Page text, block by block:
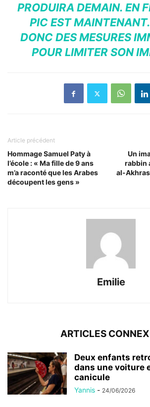
PRODUIRA DEMAIN. EN
PIC EST
DONC DES MESURES
POUR LIMITER SON
Article précédent
Hommage Samuel Paty à
l’école : « Ma fille de 9 ans
m’a raconté que les Arabes
découpent les gens »
Un
rabbin
al-Akhras
Emilie
ARTICLES
Deux enfants
dans une voiture
canicule
Yannis - 24/06/2026